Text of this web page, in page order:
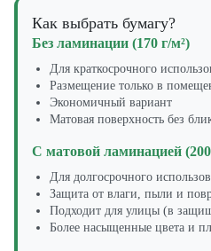
Как выбрать бумагу?
Без ламинации (170 г/м²)
Для краткосрочного
Размещение только в
Экономичный вариант
Матовая поверхность без
С матовой ламинацией (200
Для долгосрочного
Защита от влаги, пыли и
Подходит для улицы (в
Более насыщенные цвета и